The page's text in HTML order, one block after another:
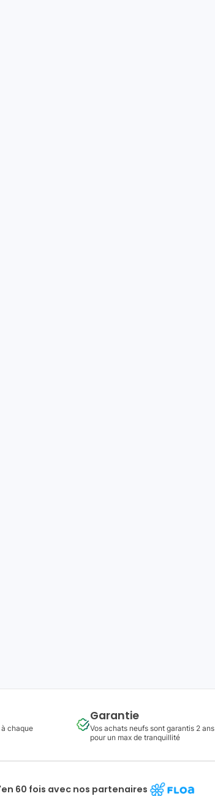
chaque
Garantie
Vos achats neufs sont garantis 2 ans
pour un max de tranquillité
60 fois avec nos partenaires